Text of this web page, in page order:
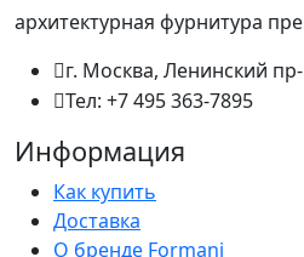
архитектурная фурнитура
г. Москва, Ленинский пр-
Тел: +7 495 363-7895
Информация
Как купить
Доставка
О бренде Formani